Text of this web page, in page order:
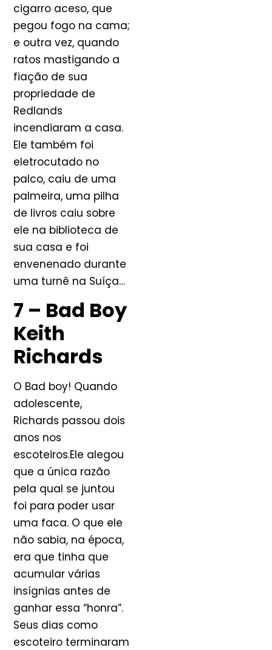
cigarro aceso, que
pegou fogo na cama;
e outra vez, quando
ratos mastigando a
fiação de sua
propriedade de
Redlands
incendiaram a casa.
Ele também foi
eletrocutado no
palco, caiu de uma
palmeira, uma pilha
de livros caiu sobre
ele na biblioteca de
sua casa e foi
envenenado durante
uma turnê na Suíça…
7 – Bad Boy
Keith
Richards
O Bad boy! Quando
adolescente,
Richards passou dois
anos nos
escoteiros.Ele alegou
que a única razão
pela qual se juntou
foi para poder usar
uma faca. O que ele
não sabia, na época,
era que tinha que
acumular várias
insígnias antes de
ganhar essa “honra”.
Seus dias como
escoteiro terminaram